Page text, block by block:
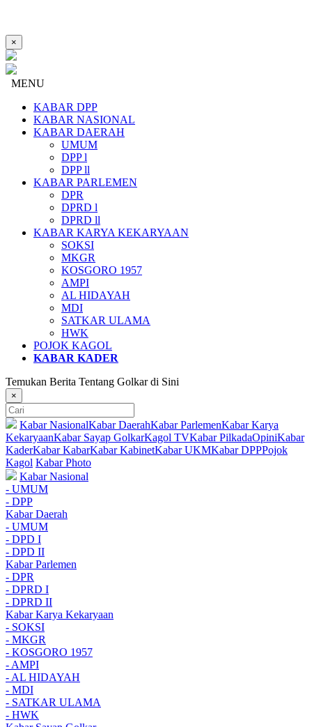
×
MENU
KABAR DPP
KABAR NASIONAL
KABAR DAERAH
UMUM
DPP l
DPP ll
KABAR PARLEMEN
DPR
DPRD l
DPRD ll
KABAR KARYA KEKARYAAN
SOKSI
MKGR
KOSGORO 1957
AMPI
AL HIDAYAH
MDI
SATKAR ULAMA
HWK
POJOK KAGOL
KABAR KADER
Temukan Berita Tentang Golkar di Sini
×
Kabar NasionalKabar DaerahKabar ParlemenKabar Karya
KekaryaanKabar Sayap GolkarKagol TVKabar PilkadaOpiniKabar
KaderKabar KabarKabar KabinetKabar UKMKabar DPPPojok
Kagol Kabar Photo
Kabar Nasional
- UMUM
- DPP
Kabar Daerah
- UMUM
- DPD I
- DPD II
Kabar Parlemen
- DPR
- DPRD I
- DPRD II
Kabar Karya Kekaryaan
- SOKSI
- MKGR
- KOSGORO 1957
- AMPI
- AL HIDAYAH
- MDI
- SATKAR ULAMA
- HWK